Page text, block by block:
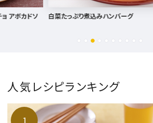
ーグ 蒸し鶏ときゅうりのエスニックサラダ
人気レシピランキング